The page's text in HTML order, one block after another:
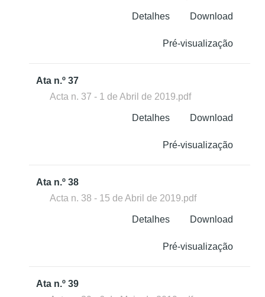
Download
Detalhes
Pré-visualização
Ata n.º 37
Acta n. 37 - 1 de Abril de 2019.pdf
Download
Detalhes
Pré-visualização
Ata n.º 38
Acta n. 38 - 15 de Abril de 2019.pdf
Download
Detalhes
Pré-visualização
Ata n.º 39